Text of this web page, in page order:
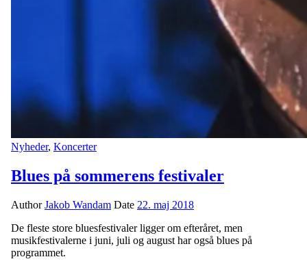
Nyheder, Koncerter
Blues på sommerens festivaler
AuthorJakob Wandam Date 22. maj 2018
De fleste store bluesfestivaler ligger om efteråret, men
musikfestivalerne i juni, juli og august har også blues på
programmet.